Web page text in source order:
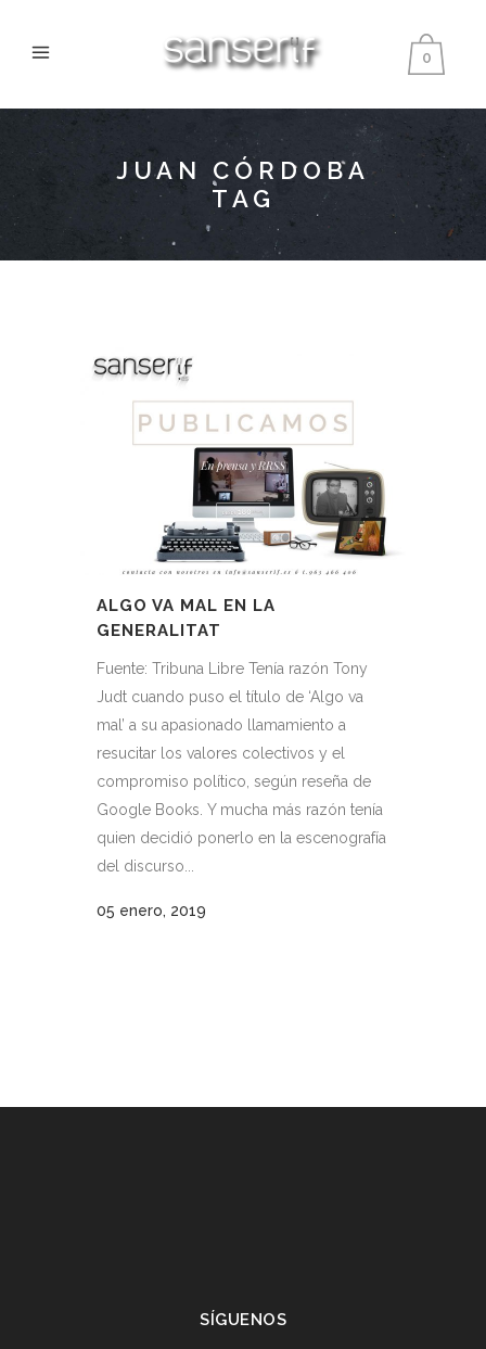
0
JUAN CÓRDOBA
TAG
ALGO VA MAL EN LA
GENERALITAT
Fuente: Tribuna Libre Tenía razón Tony
Judt cuando puso el título de ‘Algo va
mal’ a su apasionado llamamiento a
resucitar los valores colectivos y el
compromiso político, según reseña de
Google Books. Y mucha más razón tenía
quien decidió ponerlo en la escenografía
del discurso...
05 enero, 2019
SÍGUENOS